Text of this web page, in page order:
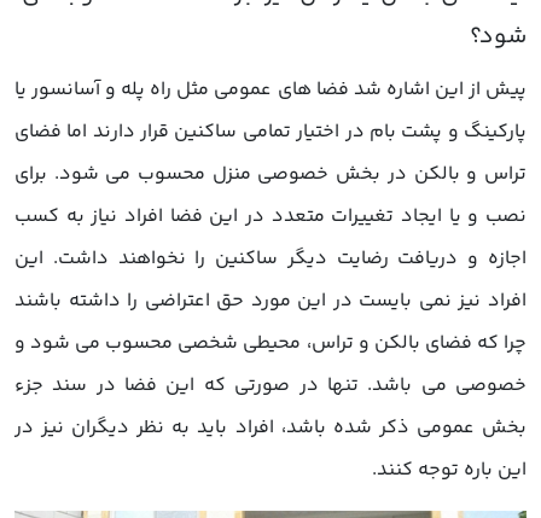
پیش از این اشاره شد فضا های عمومی مثل راه پله و آسانسور یا
پارکینگ و پشت بام در اختیار تمامی ساکنین قرار دارند اما فضای
تراس و بالکن در بخش خصوصی منزل محسوب می شود. برای
نصب و یا ایجاد تغییرات متعدد در این فضا افراد نیاز به کسب
اجازه و دریافت رضایت دیگر ساکنین را نخواهند داشت. این
افراد نیز نمی بایست در این مورد حق اعتراضی را داشته باشند
چرا که فضای بالکن و تراس، محیطی شخصی محسوب می شود و
خصوصی می باشد. تنها در صورتی که این فضا در سند جزء
بخش عمومی ذکر شده باشد، افراد باید به نظر دیگران نیز در
این باره توجه کنند.